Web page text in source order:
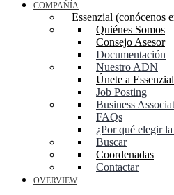
COMPAÑÍA
Essenzial (conócenos
Quiénes Somos
Consejo Asesor
Documentación
Nuestro ADN
Únete a Essenzial
Job Posting
Business
FAQs
¿Por qué elegir
Buscar
Coordenadas
Contactar
OVERVIEW